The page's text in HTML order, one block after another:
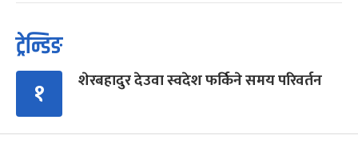
ट्रेन्डिङ
१ शेरबहादुर देउवा स्वदेश फर्किने समय परिवर्तन